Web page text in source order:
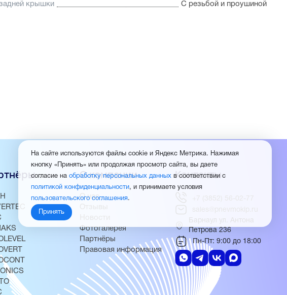
крышки С резьбой и проушиной
О компании
О нас
Отзывы
Новости
Фотогалерея
Партнёры
Правовая информация
Контакты
+7 (3852) 56-02-77
sales@pnevmokip.ru
Барнаул ул. Антона
Петрова 236
Пн-Пт: 9:00 до 18:00
На сайте используются файлы cookie и Яндекс Метрика. Нажимая
кнопку «Принять» или продолжая просмотр сайта, вы даете
согласие на обработку персональных данных в соответствии с
политикой конфиденциальности, и принимаете условия
пользовательского соглашения.
Принять